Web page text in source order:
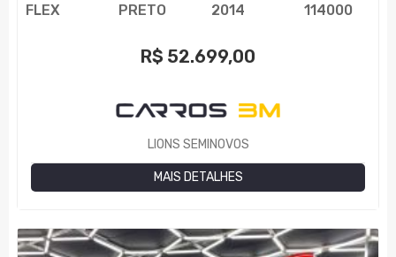
FLEX PRETO 2014 114000
R$ 52.699,00
LIONS SEMINOVOS
MAIS DETALHES